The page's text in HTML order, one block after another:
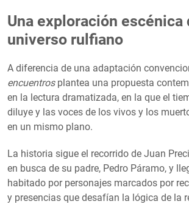
Una exploración escénica
universo rulfiano
A diferencia de una adaptación
encuentrosplantea una propuesta
en la lectura dramatizada, en la que el
diluye y las voces de los vivos y los
en un mismo plano.
La historia sigue el recorrido de Juan
en busca de su padre, Pedro Páramo, y
habitado por personajes marcados por
y presencias que desafían la lógica de la